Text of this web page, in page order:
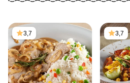
3,7 3,7